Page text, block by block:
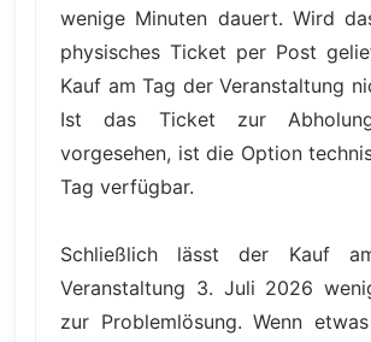
wenige Minuten dauert. Wird
physisches Ticket per Post
Kauf am Tag der Veranstaltung
Ist das Ticket zur
vorgesehen, ist die Option
Tag verfügbar.
Schließlich lässt der Kauf
Veranstaltung 3. Juli 2026
zur Problemlösung. Wenn